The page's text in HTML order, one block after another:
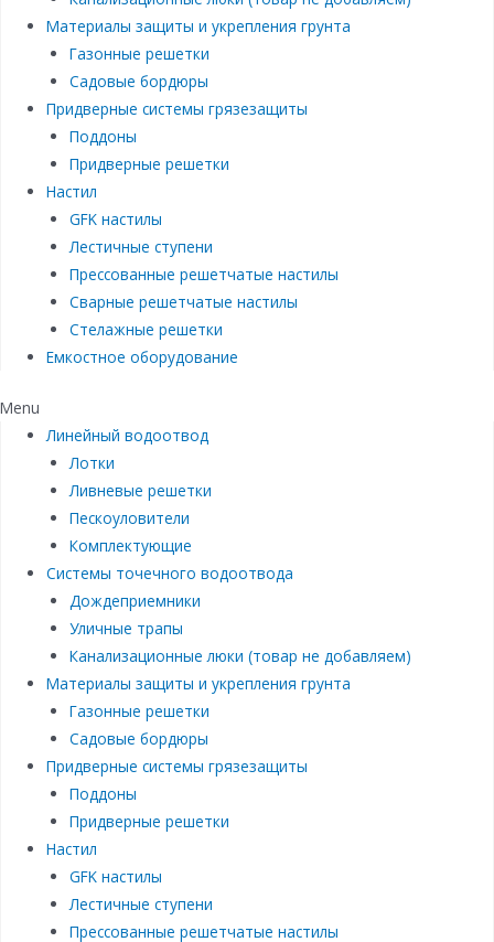
Материалы защиты и укрепления грунта
Газонные решетки
Садовые бордюры
Придверные системы грязезащиты
Поддоны
Придверные решетки
Настил
GFK настилы
Лестичные ступени
Прессованные решетчатые настилы
Сварные решетчатые настилы
Стелажные решетки
Емкостное оборудование
Menu
Линейный водоотвод
Лотки
Ливневые решетки
Пескоуловители
Комплектующие
Системы точечного водоотвода
Дождеприемники
Уличные трапы
Канализационные люки (товар не добавляем)
Материалы защиты и укрепления грунта
Газонные решетки
Садовые бордюры
Придверные системы грязезащиты
Поддоны
Придверные решетки
Настил
GFK настилы
Лестичные ступени
Прессованные решетчатые настилы